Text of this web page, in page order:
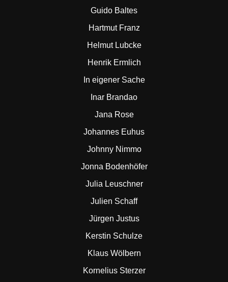
Guido Baltes
Hartmut Franz
Helmut Lubcke
Henrik Ermlich
In eigener Sache
Inar Brandao
Jana Rose
Johannes Euhus
Johnny Nimmo
Jonna Bodenhöfer
Julia Leuschner
Julien Schaff
Jürgen Justus
Kerstin Schulze
Klaus Wölbern
Kornelius Sterzer